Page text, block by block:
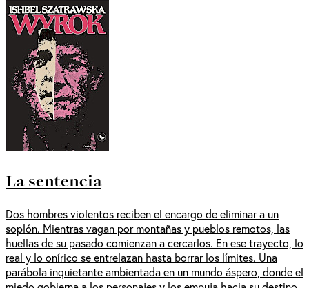
La sentencia
Dos hombres violentos reciben el encargo de eliminar a un
soplón. Mientras vagan por montañas y pueblos remotos, las
huellas de su pasado comienzan a cercarlos. En ese trayecto, lo
real y lo onírico se entrelazan hasta borrar los límites. Una
parábola inquietante ambientada en un mundo áspero, donde el